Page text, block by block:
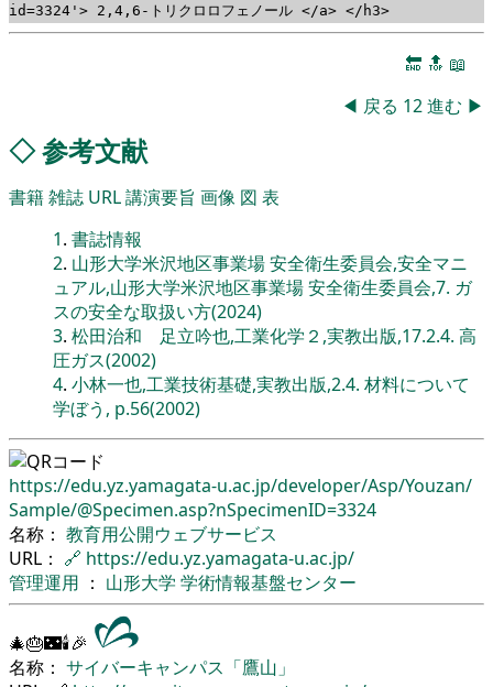
id=3324'> 2,4,6-トリクロロフェノール </a> </h3>
🔚 🔝 📖
◀ 戻る 12進む ▶
◇参考文献
書籍雑誌 URL講演要旨 画像 図 表
1. 書誌情報
2. 山形大学米沢地区事業場 安全衛生委員会,安全マニ
ュアル,山形大学米沢地区事業場 安全衛生委員会,7. ガ
スの安全な取扱い方(2024)
3. 松田治和 足立吟也,工業化学２,実教出版,17.2.4. 高
圧ガス(2002)
4. 小林一也,工業技術基礎,実教出版,2.4. 材料について
学ぼう, p.56(2002)
https://edu.yz.yamagata-u.ac.jp/developer/Asp/Youzan/
Sample/@Specimen.asp?nSpecimenID=3324
名称： 教育用公開ウェブサービス
URL： 🔗 https://edu.yz.yamagata-u.ac.jp/
管理運用 ： 山形大学 学術情報基盤センター
🎄🎂🌃🕯🎉
名称： サイバーキャンパス「鷹山」